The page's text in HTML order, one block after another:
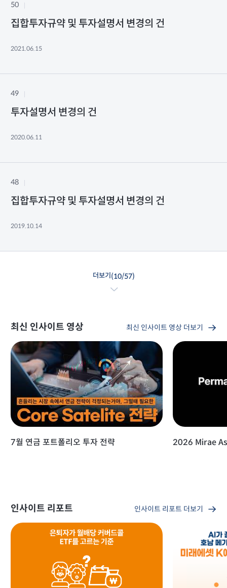
50
집합투자규약 및 투자설명서 변경의 건
2021.06.15
49
투자설명서 변경의 건
2020.06.11
48
집합투자규약 및 투자설명서 변경의 건
2019.10.14
더보기 (10/57)
최신 인사이트 영상 최신 인사이트 영상 더보기
7월 연금 포트폴리오 투자 전략 2026 Mirae
인사이트 리포트 인사이트 리포트 더보기